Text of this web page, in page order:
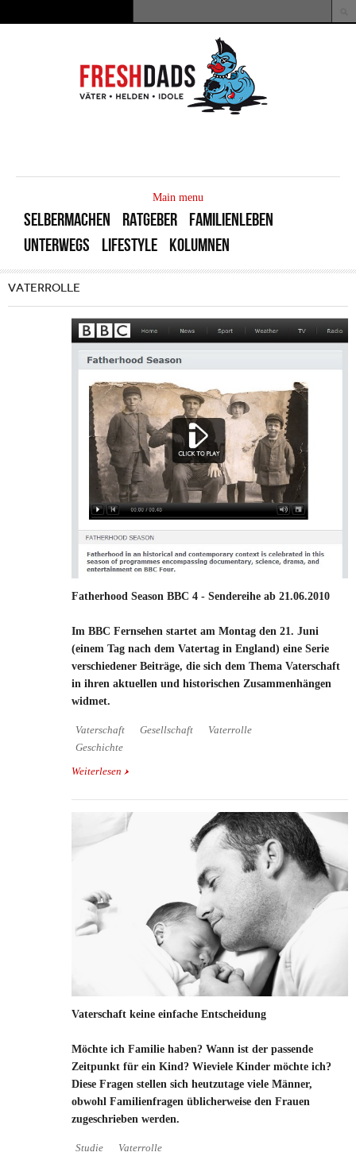
Suchformular
Main menu
SELBERMACHEN RATGEBER
FAMILIENLEBEN
UNTERWEGS
LIFESTYLE KOLUMNEN
VATERROLLE
Fatherhood Season BBC 4 - Sendereihe ab 21.06.2010
Im BBC Fernsehen startet am Montag den 21. Juni
(einem Tag nach dem Vatertag in England) eine Serie
verschiedener Beiträge, die sich dem Thema Vaterschaft
in ihren aktuellen und historischen Zusammenhängen
widmet.
Vaterschaft Gesellschaft
Vaterrolle
Geschichte
Weiterlesen über Fatherhood Season BBC 4 - Sendereihe ab
Vaterschaft keine einfache Entscheidung
Möchte ich Familie haben? Wann ist der passende
Zeitpunkt für ein Kind? Wieviele Kinder möchte ich?
Diese Fragen stellen sich heutzutage viele Männer,
obwohl Familienfragen üblicherweise den Frauen
zugeschrieben werden.
Studie Vaterrolle